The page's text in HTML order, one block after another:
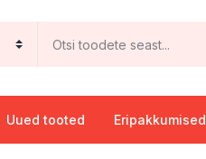
Uued tooted Eripakkumised